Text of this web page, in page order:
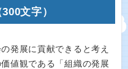
文字）
発展に貢献できると考え
値観である「組織の発展